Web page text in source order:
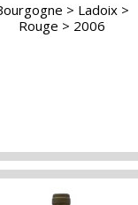
Ladoix
Rouge
2006